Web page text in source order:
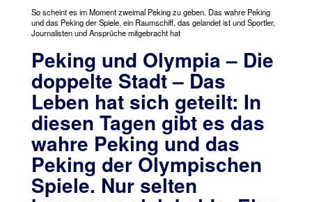
So scheint es im Moment zweimal Peking zu geben. Das wahre Peking
und das Peking der Spiele, ein Raumschiff, das gelandet ist und Sportler,
Journalisten und Ansprüche mitgebracht hat
Peking und Olympia – Die
doppelte Stadt – Das
Leben hat sich geteilt: In
diesen Tagen gibt es das
wahre Peking und das
Peking der Olympischen
Spiele. Nur selten